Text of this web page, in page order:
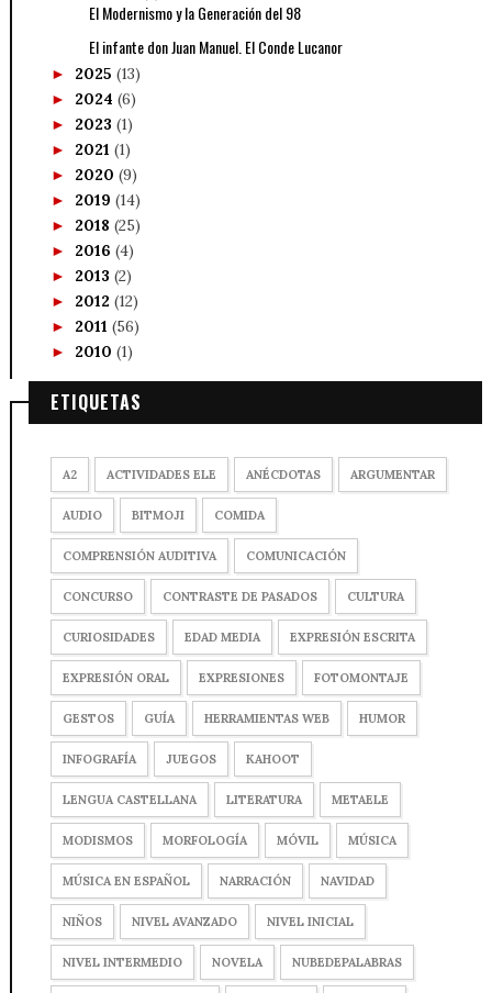
El Modernismo y la Generación del 98
El infante don Juan Manuel. El Conde Lucanor
► 2025 (13)
► 2024 (6)
► 2023 (1)
► 2021 (1)
► 2020 (9)
► 2019 (14)
► 2018 (25)
► 2016 (4)
► 2013 (2)
► 2012 (12)
► 2011 (56)
► 2010 (1)
ETIQUETAS
A2 ACTIVIDADES ELE ANÉCDOTAS ARGUMENTAR
AUDIO BITMOJI COMIDA
COMPRENSIÓN AUDITIVA COMUNICACIÓN
CONCURSO CONTRASTE DE PASADOS CULTURA
CURIOSIDADES EDAD MEDIA EXPRESIÓN ESCRITA
EXPRESIÓN ORAL EXPRESIONES FOTOMONTAJE
GESTOS GUÍA HERRAMIENTAS WEB HUMOR
INFOGRAFÍA JUEGOS KAHOOT
LENGUA CASTELLANA LITERATURA METAELE
MODISMOS MORFOLOGÍA MÓVIL MÚSICA
MÚSICA EN ESPAÑOL NARRACIÓN NAVIDAD
NIÑOS NIVEL AVANZADO NIVEL INICIAL
NIVEL INTERMEDIO NOVELA NUBEDEPALABRAS